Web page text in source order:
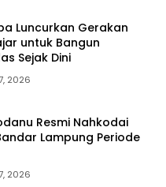
Luncurkan Gerakan
untuk Bangun
Sejak Dini
2026
Resmi Nahkodai
Lampung Periode
2026